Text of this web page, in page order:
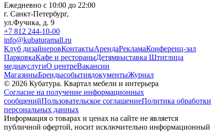
Ежедневно с 10:00 до 22:00
г. Санкт-Петербург,
ул.Фучика, д. 9
+7 812 244-10-00
info@kubaturamall.ru
Клуб дизайнеровКонтактыАрендаРекламаКонференц-зал
ПарковкаКафе и рестораныДетямвыставка Штиглица
медиауслугиО центреВакансии
МагазиныБрендысобытиядокументыЖурнал
© 2026 Кубатура. Квартал мебели и интерьера
Согласие на получение информационных
сообщенийПользовательское соглашениеПолитика обработки
персональных данных
Информация о товарах и ценах на сайте не является
публичной офертой, носит исключительно информационный